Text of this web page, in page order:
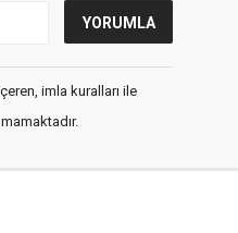
imla kuralları ile